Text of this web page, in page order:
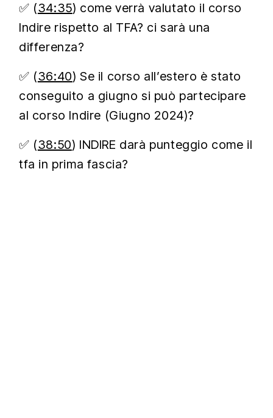
✅ (34:35) come verrà valutato il corso
Indire rispetto al TFA? ci sarà una
differenza?
✅ (36:40) Se il corso all’estero è stato
conseguito a giugno si può partecipare
al corso Indire (Giugno 2024)?
✅ (38:50) INDIRE darà punteggio come il
tfa in prima fascia?